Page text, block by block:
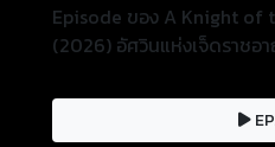
Episode ของ A Knight of
(2026) อัศวินแห่งเจ็ดราชอ